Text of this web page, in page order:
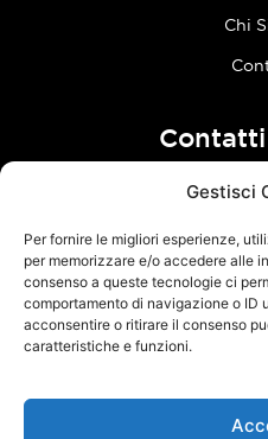
Gestisci
Per fornire le migliori esperienze,
per memorizzare e/o accedere alle
consenso a queste tecnologie ci
comportamento di navigazione o ID
acconsentire o ritirare il consenso
caratteristiche e funzioni.
Chi
F
TCM Racing s.r.l.s. – Via